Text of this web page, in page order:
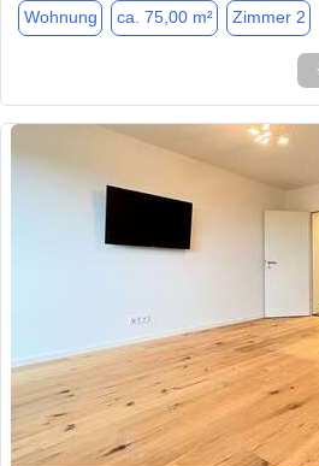
Wohnung ca. 75,00 m² Zimmer 2